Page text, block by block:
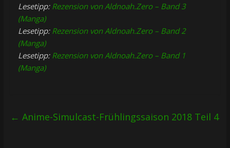
Lesetipp: Rezension von Aldnoah.Zero – Band 3
(Manga)
Lesetipp: Rezension von Aldnoah.Zero – Band 2
(Manga)
Lesetipp: Rezension von Aldnoah.Zero – Band 1
(Manga)
← Anime-Simulcast-Frühlingssaison 2018 Teil 4